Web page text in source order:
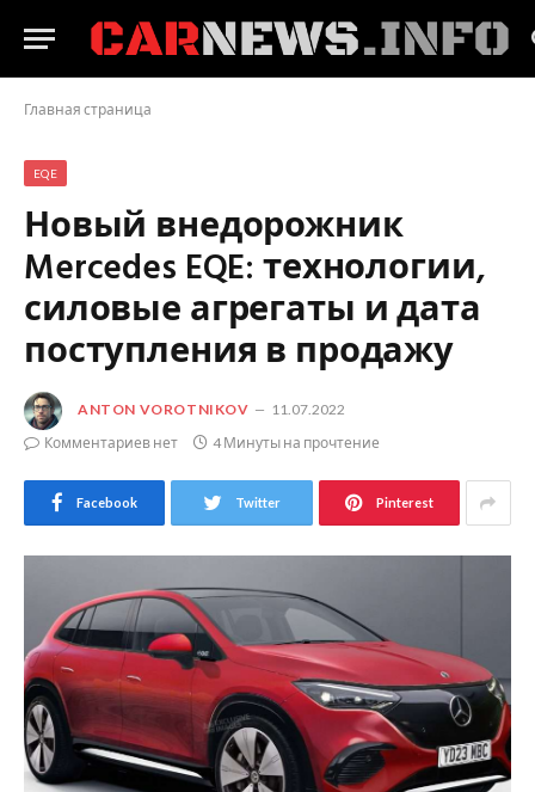
Главная страница
EQE
Новый внедорожник
Mercedes EQE: технологии,
силовые агрегаты и дата
поступления в продажу
ANTON VOROTNIKOV
11.07.2022
Комментариев нет
4 Минуты на прочтение
Facebook Twitter Pinterest